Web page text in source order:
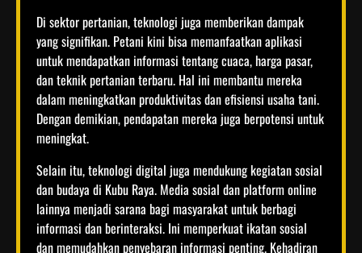
Di sektor pertanian, teknologi juga memberikan dampak
yang signifikan. Petani kini bisa memanfaatkan aplikasi
untuk mendapatkan informasi tentang cuaca, harga pasar,
dan teknik pertanian terbaru. Hal ini membantu mereka
dalam meningkatkan produktivitas dan efisiensi usaha tani.
Dengan demikian, pendapatan mereka juga berpotensi untuk
meningkat.
Selain itu, teknologi digital juga mendukung kegiatan sosial
dan budaya di Kubu Raya. Media sosial dan platform online
lainnya menjadi sarana bagi masyarakat untuk berbagi
informasi dan berinteraksi. Ini memperkuat ikatan sosial
dan memudahkan penyebaran informasi penting. Kehadiran